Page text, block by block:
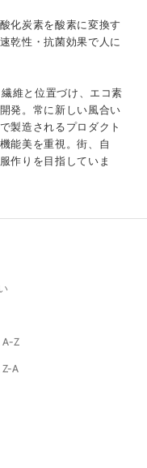
化炭素を酸素に変換す
乾性・抗菌効果で人に
維と位置づけ、エコ素
発。常に新しい風合い
製造されるプロダクト
能美を重視。街、自
作りを目指していま
A-Z
A